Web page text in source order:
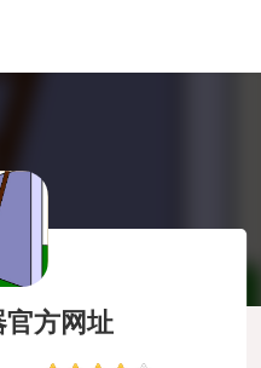
方网址